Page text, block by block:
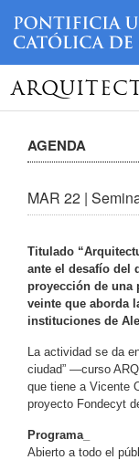
AGENDA
MAR 22 |
Titulado
ante el desafío del
proyección de una
veinte que aborda
instituciones de
La actividad se da
ciudad” —curso
que tiene a Vicente
proyecto Fondecyt
Programa_
Abierto a todo el